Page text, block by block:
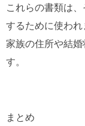
これらの書類は
するために使われ
家族の住所や結
す。
まとめ